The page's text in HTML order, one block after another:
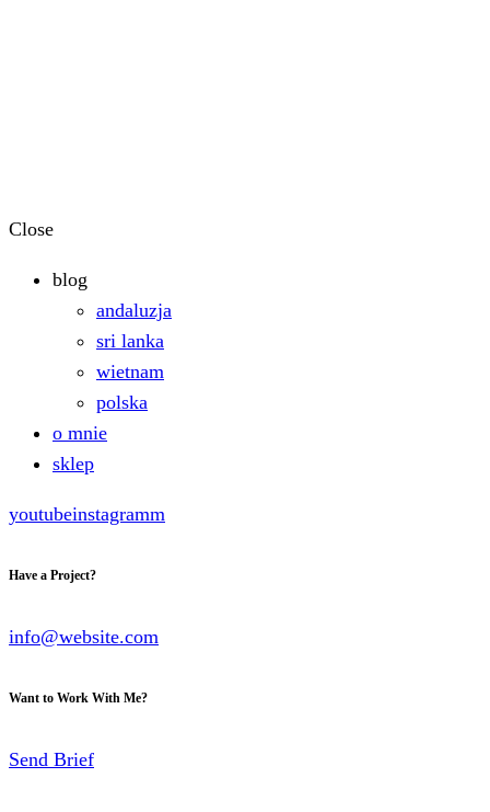
Close
blog
andaluzja
sri lanka
wietnam
polska
o mnie
sklep
youtubeinstagramm
Have a Project?
info@website.com
Want to Work With Me?
Send Brief